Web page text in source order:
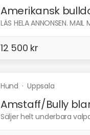
Amerikansk
LÄS HELA ANNONSEN. MAIL
12 500 kr
Hund ·Uppsala
Amstaff/Bully
Säljer helt underbara